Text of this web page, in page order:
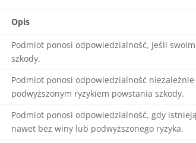
Opis
Podmiot ponosi odpowiedzialność, jeśli
szkody.
Podmiot ponosi odpowiedzialność
podwyższonym ryzykiem powstania szkody.
Podmiot ponosi odpowiedzialność, gdy
nawet bez winy lub podwyższonego ryzyka.